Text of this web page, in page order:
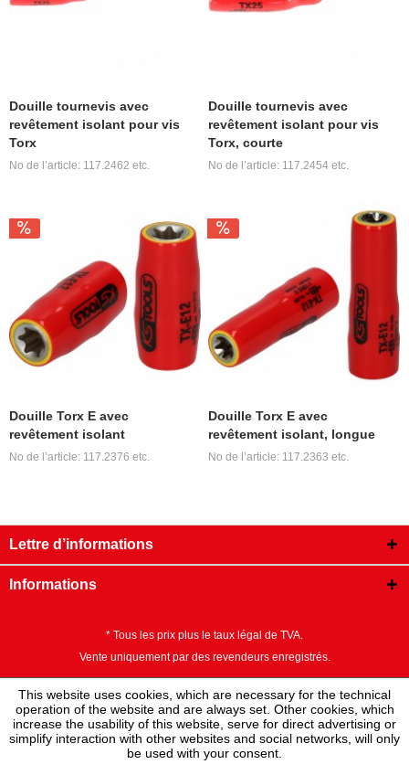
Douille tournevis avec
revêtement isolant pour vis
Torx
No de l’article: 117.2462 etc.
Douille tournevis avec
revêtement isolant pour vis
Torx, courte
No de l’article: 117.2454 etc.
Douille Torx E avec
revêtement isolant
No de l’article: 117.2376 etc.
Douille Torx E avec
revêtement isolant, longue
No de l’article: 117.2363 etc.
Lettre d’informations
Informations
* Tous les prix plus le taux légal de TVA.
Vente uniquement par des revendeurs enregistrés.
This website uses cookies, which are necessary for the technical
operation of the website and are always set. Other cookies, which
increase the usability of this website, serve for direct advertising or
simplify interaction with other websites and social networks, will only
be used with your consent.